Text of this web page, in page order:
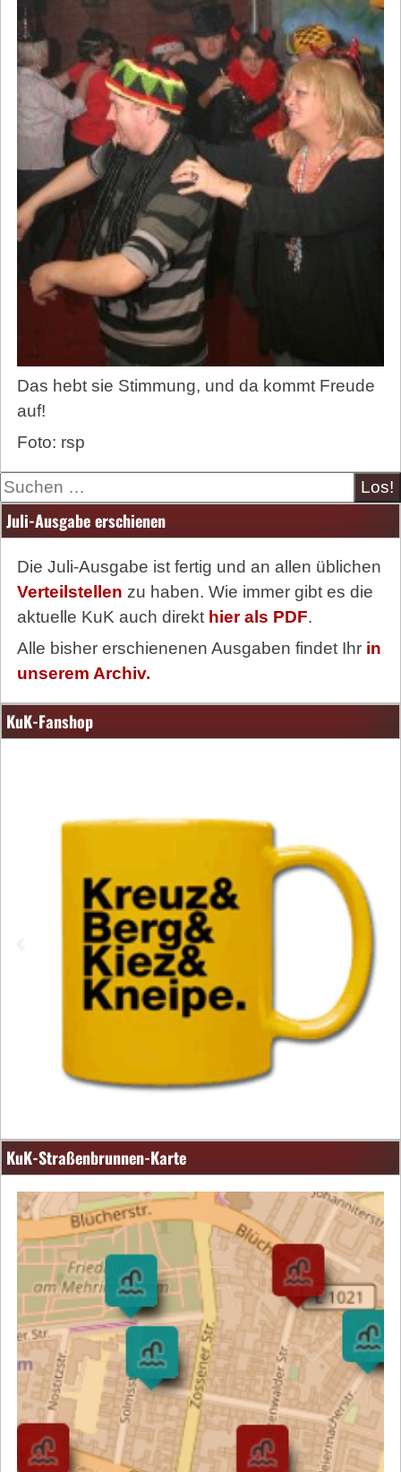
Das hebt sie Stimmung, und da kommt Freude
auf!
Foto: rsp
Suche
Juli-Ausgabe erschienen
Die Juli-Ausgabe ist fertig und an allen üblichen
Verteilstellen zu haben. Wie immer gibt es die
aktuelle KuK auch direkt hier als PDF.
Alle bisher erschienenen Ausgaben findet Ihr in
unserem Archiv.
KuK-Fanshop
KuK-Straßenbrunnen-Karte